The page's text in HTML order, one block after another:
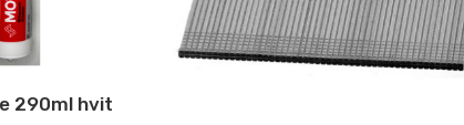
290ml hvit